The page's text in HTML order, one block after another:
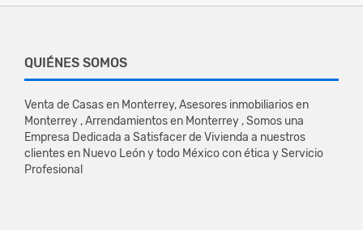
QUIÉNES SOMOS
Venta de Casas en Monterrey, Asesores inmobiliarios en
Monterrey , Arrendamientos en Monterrey , Somos una
Empresa Dedicada a Satisfacer de Vivienda a nuestros
clientes en Nuevo León y todo México con ética y Servicio
Profesional